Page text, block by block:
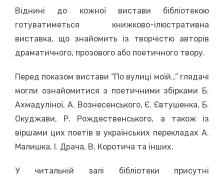
Віднині до кожної вистави бібліотекою
готуватиметься книжково-ілюстративна
виставка, що знайомить із творчістю авторів
драматичного, прозового або поетичного твору.
Перед показом вистави “По вулиці моїй…” глядачі
могли ознайомитися з поетичними збірками Б.
Ахмадуліної, А. Вознесенського, Є. Євтушенка, Б.
Окуджави, Р. Рождественського, а також із
віршами цих поетів в українських перекладах А.
Малишка, І. Драча, В. Коротича та інших.
У читальній залі бібліотеки присутні